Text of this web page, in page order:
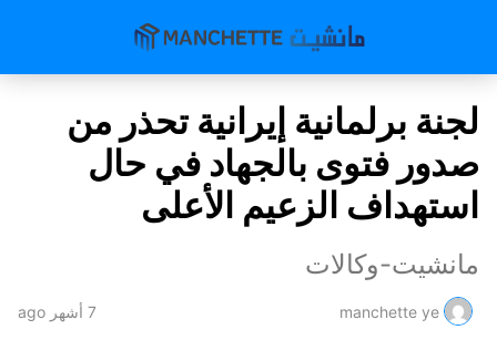
لجنة برلمانية إيرانية تحذر من
صدور فتوى بالجهاد في حال
استهداف الزعيم الأعلى
مانشيت-وكالات
manchette ye 7 أشهر ago